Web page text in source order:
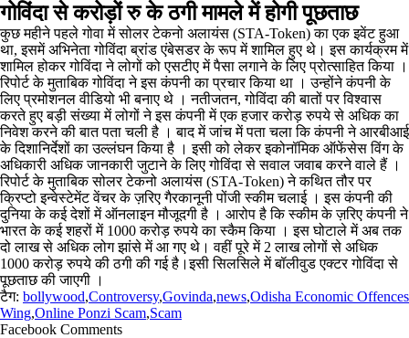
गोविंदा से करोड़ों रु के ठगी मामले में होगी पूछताछ
कुछ महीने पहले गोवा में सोलर टेकनो अलायंस (STA-Token) का एक इवेंट हुआ
था, इसमें अभिनेता गोविंदा ब्रांड एंबेसडर के रूप में शामिल हुए थे। इस कार्यक्रम में
शामिल होकर गोविंदा ने लोगों को एसटीए में पैसा लगाने के लिए प्रोत्साहित किया ।
रिपोर्ट के मुताबिक गोविंदा ने इस कंपनी का प्रचार किया था । उन्होंने कंपनी के
लिए प्रमोशनल वीडियो भी बनाए थे । नतीजतन, गोविंदा की बातों पर विश्वास
करते हुए बड़ी संख्या में लोगों ने इस कंपनी में एक हजार करोड़ रुपये से अधिक का
निवेश करने की बात पता चली है । बाद में जांच में पता चला कि कंपनी ने आरबीआई
के दिशानिर्देशों का उल्लंघन किया है । इसी को लेकर इकोनॉमिक ऑफेंसेस विंग के
अधिकारी अधिक जानकारी जुटाने के लिए गोविंदा से सवाल जवाब करने वाले हैं ।
रिपोर्ट के मुताबिक सोलर टेकनो अलायंस (STA-Token) ने कथित तौर पर
क्रिप्टो इन्वेस्टेमेंट वेंचर के ज़रिए गैरकानूनी पोंजी स्कीम चलाई । इस कंपनी की
दुनिया के कई देशों में ऑनलाइन मौजूदगी है । आरोप है कि स्कीम के ज़रिए कंपनी ने
भारत के कई शहरों में 1000 करोड़ रुपये का स्कैम किया । इस घोटाले में अब तक
दो लाख से अधिक लोग झांसे में आ गए थे। वहीं पूरे में 2 लाख लोगों से अधिक
1000 करोड़ रुपये की ठगी की गई है।इसी सिलसिले में बॉलीवुड एक्टर गोविंदा से
पूछताछ की जाएगी ।
टैग: bollywood,Controversy,Govinda,news,Odisha Economic Offences
Wing,Online Ponzi Scam,Scam
Facebook Comments